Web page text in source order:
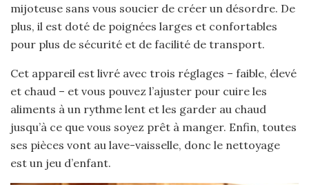
mijoteuse sans vous soucier de créer un désordre. De
plus, il est doté de poignées larges et confortables
pour plus de sécurité et de facilité de transport.
Cet appareil est livré avec trois réglages – faible, élevé
et chaud – et vous pouvez l’ajuster pour cuire les
aliments à un rythme lent et les garder au chaud
jusqu’à ce que vous soyez prêt à manger. Enfin, toutes
ses pièces vont au lave-vaisselle, donc le nettoyage
est un jeu d’enfant.